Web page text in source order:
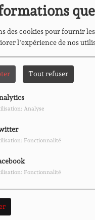
des cookies pour fournir
l'expérience de nos
Tout refuser
Analyse
Fonctionnalité
Fonctionnalité